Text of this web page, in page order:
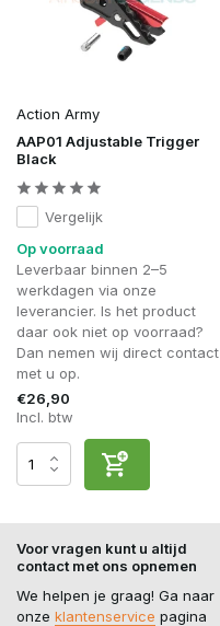
Action Army
AAP01 Adjustable Trigger
Black
Vergelijk
Op voorraad
Leverbaar binnen 2–5
werkdagen via onze
leverancier. Is het product
daar ook niet op voorraad?
Dan nemen wij direct contact
met u op.
€26,90
Incl. btw
Voor vragen kunt u altijd
contact met ons opnemen
We helpen je graag! Ga naar
onze klantenservice pagina